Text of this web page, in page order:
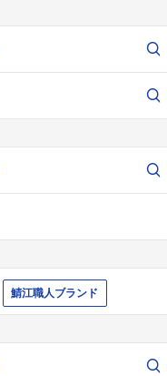
鯖江職人ブランド